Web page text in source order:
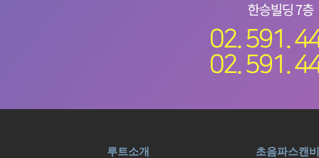
루트소개 초음파스캔